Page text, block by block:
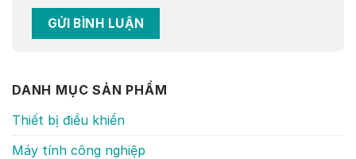
DANH MỤC SẢN PHẨM
Thiết bị điều khiển
Máy tính công nghiệp